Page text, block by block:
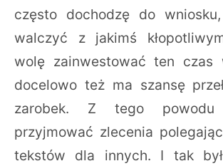
często dochodzę do
walczyć z jakimś
wolę zainwestować ten
docelowo też ma szansę
zarobek. Z tego powodu
przyjmować zlecenia
tekstów dla innych. I tak